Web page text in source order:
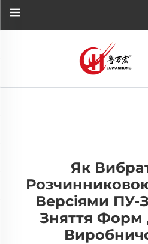
Як
Версіями ПУ-
Зняття Форм